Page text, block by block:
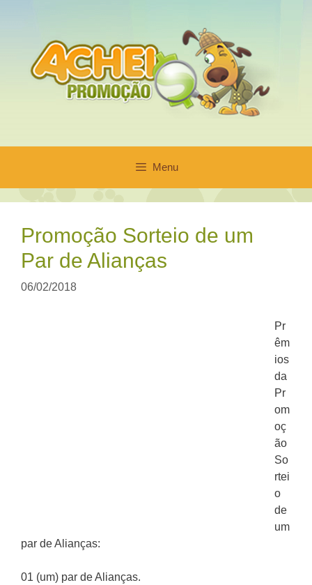
conteúdo
Menu
Promoção Sorteio de um
Par de Alianças
06/02/2018
Pr
êm
ios
da
Pr
om
oç
ão
So
rtei
o
de
um
par de Alianças:
01 (um) par de Alianças.